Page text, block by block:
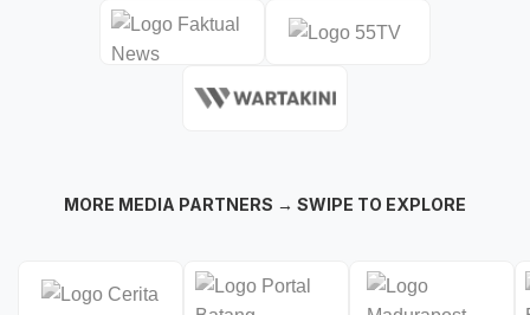
MORE MEDIA PARTNERS → SWIPE TO EXPLORE